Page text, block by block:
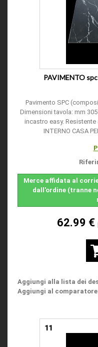
PAVIMENTO
Pavimento SPC
Dimensioni tavola: mm
incastro easy. Resistente
INTERNO CASA
Merce affidata al
dall'ordine (tranne
62.99 €
Aggiungi alla lista dei
Aggiungi al comparatore
11